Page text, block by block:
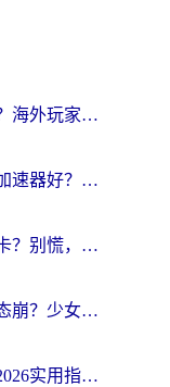
在欧洲打魔兽世界如何不卡？海外玩家的国服游戏加速终极攻略
国外玩国服英雄联盟用什么加速器好？海外党亲测有效的国服游戏加速指南
在非洲玩魔兽世界怀旧服总卡？别慌，这份指南帮你丝滑开荒
海外党必看：玩国服卡到心态崩？少女前线云图计划加速器免费推荐+碧蓝航线足球世界流畅攻略
海外打LOL用哪个加速器？2026实用指南：从延迟到设备适配，一篇解决你的国服游戏痛点